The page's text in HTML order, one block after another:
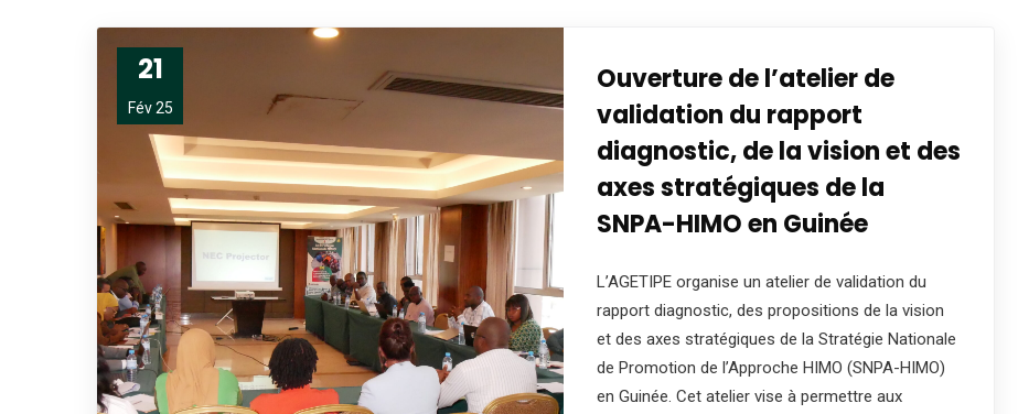
21
Fév 25
Ouverture de l’atelier de
validation du rapport
diagnostic, de la vision et des
axes stratégiques de la
SNPA-HIMO en Guinée
L’AGETIPE organise un atelier de validation du
rapport diagnostic, des propositions de la vision
et des axes stratégiques de la Stratégie Nationale
de Promotion de l’Approche HIMO (SNPA-HIMO)
en Guinée. Cet atelier vise à permettre aux